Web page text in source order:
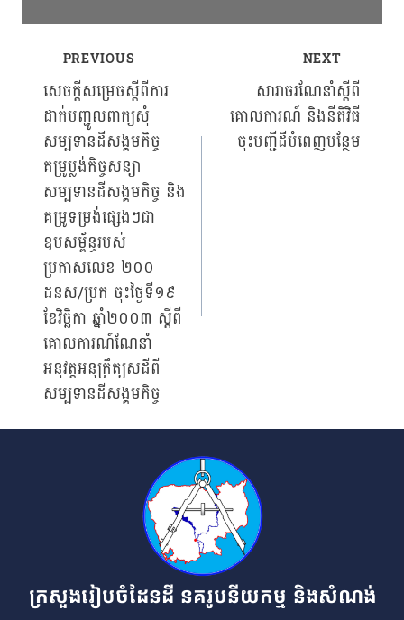
Post
navigation
PREVIOUS
សេចក្ដីសម្រេចស្ដីពីការ
ដាក់បញ្ជូលពាក្យសុំ
សម្បទានដីសង្គមកិច្ច
គម្រូប្លង់កិច្ចសន្យា
សម្បទានដីសង្គមកិច្ច និង
គម្រូទម្រង់ផ្សេងៗជា
ឧបសម្ព័ន្ធរបស់
ប្រកាសលេខ ២០០
ដនស/ប្រក ចុះថ្ងៃទី១៩
ខែវិច្ឆិកា ឆ្នាំ២០០៣ ស្ដីពី
គោលការណ៍ណែនាំ
អនុវត្តអនុក្រឹត្យសដីពី
សម្បទានដីសង្គមកិច្ច
NEXT
សារាចរណែនាំស្ដីពី
គោលការណ៍ និងនីតិវិធី
ចុះបញ្ជីដីបំពេញបន្ថែម
ក្រសួងរៀបចំដែនដី នគរូបនីយកម្ម និងសំណង់